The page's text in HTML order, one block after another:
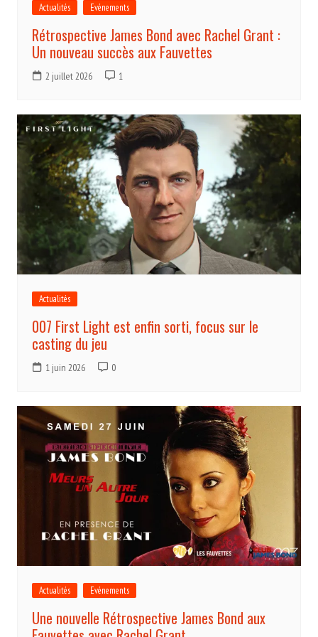
Actualités Evénements
Rétrospective James Bond avec Rachel Grant :
Un nouveau succès aux Fauvettes
2 juillet 2026 1
Actualités
007 First Light est enfin sorti, focus sur le
casting du jeu
1 juin 2026 0
Actualités Evénements
Une nouvelle Rétrospective James Bond aux